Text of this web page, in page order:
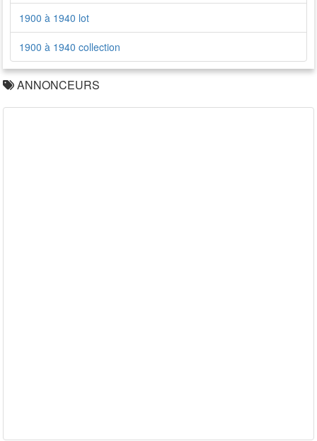
1900 à 1940 lot
1900 à 1940 collection
ANNONCEURS